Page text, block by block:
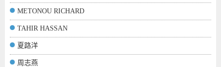
METONOU RICHARD
TAHIR HASSAN
夏路洋
周志燕